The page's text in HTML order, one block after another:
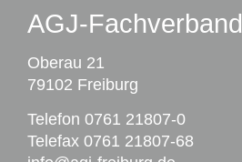
AGJ-Fachverband
Oberau 21
79102 Freiburg
Telefon 0761 21807-0
Telefax 0761 21807-68